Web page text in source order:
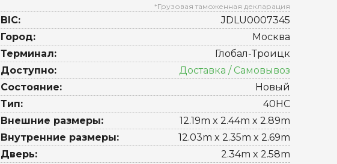
*Грузовая таможенная декларация
BIC:
JDLU0007345
Город:
Москва
Терминал:
Глобал-Троицк
Доступно:
Доставка / Самовывоз
Состояние:
Новый
Тип:
40HC
Внешние размеры:
12.19m x 2.44m x 2.89m
Внутренние размеры:
12.03m x 2.35m x 2.69m
Дверь:
2.34m x 2.58m